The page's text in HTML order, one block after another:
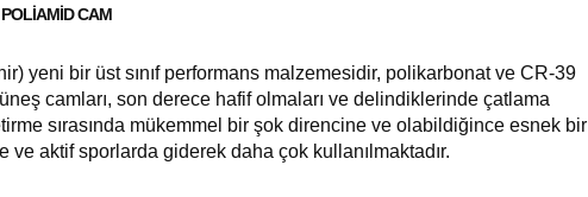
POLIAMID CAM
yeni bir üst sınıf performans malzemesidir, polikarbonat ve CR-39
camları, son derece hafif olmaları ve delindiklerinde çatlama
sırasında mükemmel bir şok direncine ve olabildiğince esnek bir
ve aktif sporlarda giderek daha çok kullanılmaktadır.